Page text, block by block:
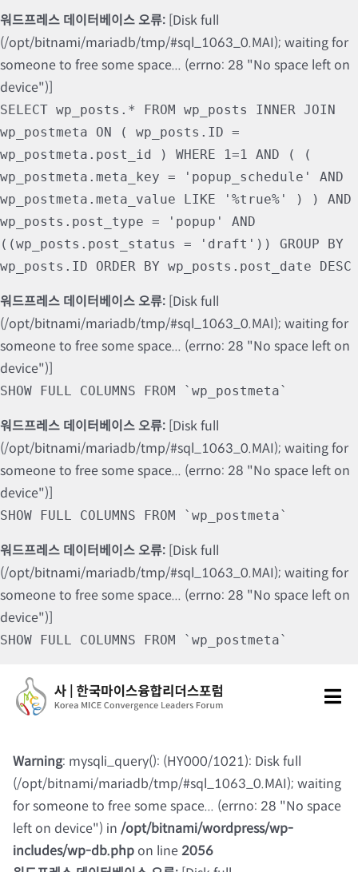
워드프레스 데이터베이스 오류: [Disk full
(/opt/bitnami/mariadb/tmp/#sql_1063_0.MAI); waiting for
someone to free some space... (errno: 28 "No space left on
device")]
SELECT wp_posts.* FROM wp_posts INNER JOIN
wp_postmeta ON ( wp_posts.ID =
wp_postmeta.post_id ) WHERE 1=1 AND ( (
wp_postmeta.meta_key = 'popup_schedule' AND
wp_postmeta.meta_value LIKE '%true%' ) ) AND
wp_posts.post_type = 'popup' AND
((wp_posts.post_status = 'draft')) GROUP BY
wp_posts.ID ORDER BY wp_posts.post_date DESC
워드프레스 데이터베이스 오류: [Disk full
(/opt/bitnami/mariadb/tmp/#sql_1063_0.MAI); waiting for
someone to free some space... (errno: 28 "No space left on
device")]
SHOW FULL COLUMNS FROM `wp_postmeta`
워드프레스 데이터베이스 오류: [Disk full
(/opt/bitnami/mariadb/tmp/#sql_1063_0.MAI); waiting for
someone to free some space... (errno: 28 "No space left on
device")]
SHOW FULL COLUMNS FROM `wp_postmeta`
워드프레스 데이터베이스 오류: [Disk full
(/opt/bitnami/mariadb/tmp/#sql_1063_0.MAI); waiting for
someone to free some space... (errno: 28 "No space left on
device")]
SHOW FULL COLUMNS FROM `wp_postmeta`
content
포럼소식
칼럼 및 기고
Warning: mysqli_query(): (HY000/1021): Disk full
(/opt/bitnami/mariadb/tmp/#sql_1063_0.MAI); waiting
for someone to free some space... (errno: 28 "No space
left on device") in /opt/bitnami/wordpress/wp-
includes/wp-db.phpon line2056